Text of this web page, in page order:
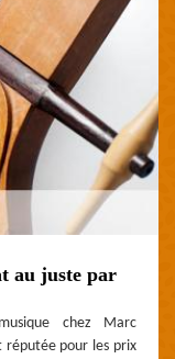
au juste par
chez Marc
réputée pour les prix